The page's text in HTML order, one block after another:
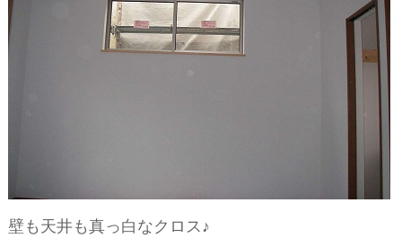
壁も天井も真っ白なクロス♪